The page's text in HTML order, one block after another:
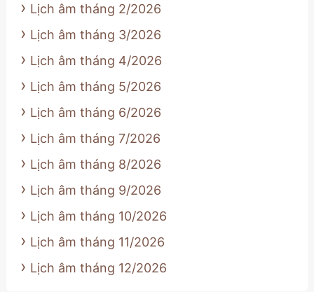
Lịch âm tháng 2/2026
Lịch âm tháng 3/2026
Lịch âm tháng 4/2026
Lịch âm tháng 5/2026
Lịch âm tháng 6/2026
Lịch âm tháng 7/2026
Lịch âm tháng 8/2026
Lịch âm tháng 9/2026
Lịch âm tháng 10/2026
Lịch âm tháng 11/2026
Lịch âm tháng 12/2026